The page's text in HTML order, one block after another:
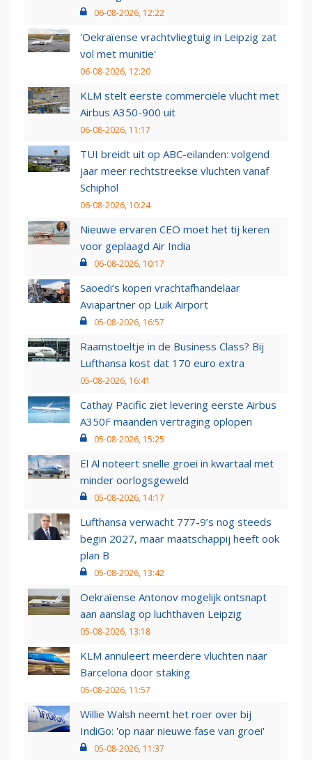
06-08-2026, 12:22
'Oekraïense vrachtvliegtuig in Leipzig zat
vol met munitie'
06-08-2026, 12:20
KLM stelt eerste commerciële vlucht met
Airbus A350-900 uit
06-08-2026, 11:17
TUI breidt uit op ABC-eilanden: volgend
jaar meer rechtstreekse vluchten vanaf
Schiphol
06-08-2026, 10:24
Nieuwe ervaren CEO moet het tij keren
voor geplaagd Air India
06-08-2026, 10:17
Saoedi’s kopen vrachtafhandelaar
Aviapartner op Luik Airport
05-08-2026, 16:57
Raamstoeltje in de Business Class? Bij
Lufthansa kost dat 170 euro extra
05-08-2026, 16:41
Cathay Pacific ziet levering eerste Airbus
A350F maanden vertraging oplopen
05-08-2026, 15:25
El Al noteert snelle groei in kwartaal met
minder oorlogsgeweld
05-08-2026, 14:17
Lufthansa verwacht 777-9’s nog steeds
begin 2027, maar maatschappij heeft ook
plan B
05-08-2026, 13:42
Oekraïense Antonov mogelijk ontsnapt
aan aanslag op luchthaven Leipzig
05-08-2026, 13:18
KLM annuleert meerdere vluchten naar
Barcelona door staking
05-08-2026, 11:57
Willie Walsh neemt het roer over bij
IndiGo: 'op naar nieuwe fase van groei'
05-08-2026, 11:37